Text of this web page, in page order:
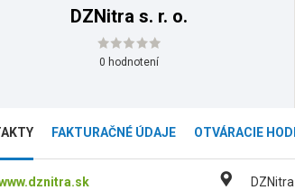
DZNitra s. r. o.
0 hodnotení
FAKTURAČNÉ ÚDAJE OTVÁRACIE
DZNitra